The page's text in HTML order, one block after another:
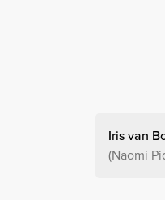
Iris van
Naomi